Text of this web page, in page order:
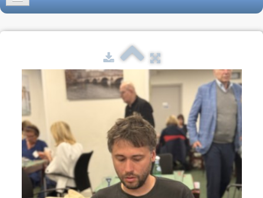
Ecole de Bridge▼
Le Club
Voyages et festivals
Photos▼
Liens